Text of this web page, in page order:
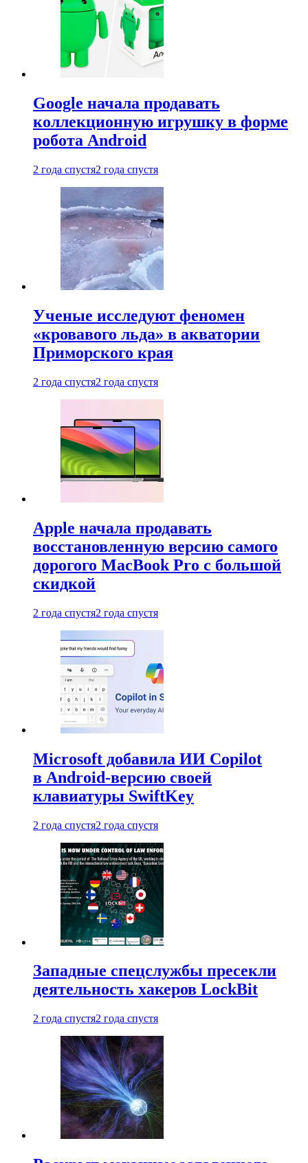
Google начала продавать
коллекционную игрушку в форме
робота Android
2 года спустя2 года спустя
Ученые исследуют феномен
«кровавого льда» в акватории
Приморского края
2 года спустя2 года спустя
Apple начала продавать
восстановленную версию самого
дорогого MacBook Pro с большой
скидкой
2 года спустя2 года спустя
Microsoft добавила ИИ Copilot
в Android-версию своей
клавиатуры SwiftKey
2 года спустя2 года спустя
Западные спецслужбы пресекли
деятельность хакеров LockBit
2 года спустя2 года спустя